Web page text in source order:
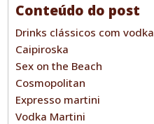
Conteúdo do post
Drinks clássicos com vodka
Caipiroska
Sex on the Beach
Cosmopolitan
Expresso martini
Vodka Martini